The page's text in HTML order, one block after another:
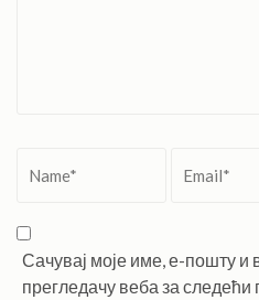
Сачувај моје име, е-пошту и
прегледачу веба за